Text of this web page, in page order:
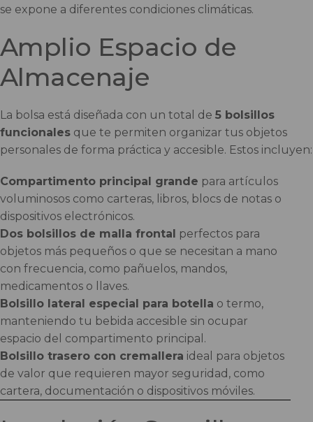
se expone a diferentes condiciones climáticas.
Amplio Espacio de
Almacenaje
La bolsa está diseñada con un total de 5 bolsillos
funcionales que te permiten organizar tus objetos
personales de forma práctica y accesible. Estos incluyen:
Compartimento principal grande para artículos
voluminosos como carteras, libros, blocs de notas o
dispositivos electrónicos.
Dos bolsillos de malla frontal perfectos para
objetos más pequeños o que se necesitan a mano
con frecuencia, como pañuelos, mandos,
medicamentos o llaves.
Bolsillo lateral especial para botella o termo,
manteniendo tu bebida accesible sin ocupar
espacio del compartimento principal.
Bolsillo trasero con cremallera ideal para objetos
de valor que requieren mayor seguridad, como
cartera, documentación o dispositivos móviles.